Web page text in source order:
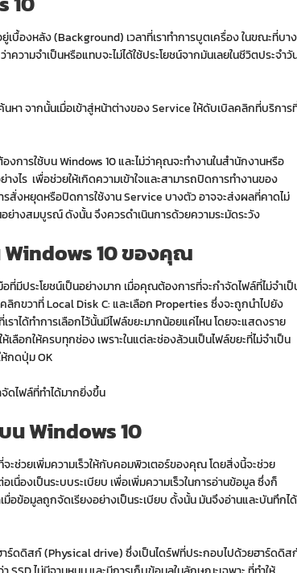
บื้องหลัง (Background) เวลาที่เราทำการบูตเครื่อง ในขณะที่บาง
ามจำเป็นหรือแทบจะไม่ได้ใช้ประโยชน์จากมันเลยในชีวิตประจำวั
หา จากนั้นเมื่อเข้าสู่หน้าต่างของ Service ให้ดับเบิลคลิกที่บริการ
ารใช้บน Windows 10 และไม่ว่าคุณจะทำงานในสำนักงานหรือ
ร เพื่อช่วยให้เกิดความเข้าใจและสามารถปิดการทำงานของ
รสั่งหยุดหรือปิดการใช้งาน Service บางตัว อาจจะส่งผลที่คาดไม่
ย่างสมบูรณ์ ดังนั้น จึงควรดำเนินการด้วยความระมัดระวัง
10 ของคุณ
ที่มีประโยชน์เป็นอย่างมาก เมื่อคุณต้องการที่จะกำจัดไฟล์ที่ไม่จำเป็
กขวาที่ Local Disk C: และเลือก Properties ซึ่งจะถูกนำไปยัง
ได้ทำการเลือกไว้นั้นมีไฟล์ขยะมากน้อยแค่ไหน โดยจะแสดงราย
ลือกให้ครบทุกช่อง เพราะในแต่ละช่องล้วนเป็นไฟล์ขยะที่ไม่จำเป็น
กดปุ่ม OK
ดไฟล์ที่ทำได้มากยิ่งขึ้น
น Windows 10
วยเพิ่มความเร็วให้กับคอมพิวเตอร์ของคุณ โดยสิ่งนี้จะช่วย
นื่องเป็นระบบระเบียบ เพื่อเพิ่มความเร็วในการอ่านข้อมูล ซึ่งก็
อข้อมูลถูกจัดเรียงอย่างเป็นระเบียบ ดั้งนั้น มันจึงอ่านและบันทึกได้
ฮาร์ดดิสก์ (Physical drive) ซึ่งเป็นไดร์ฟที่ประกอบไปด้วยฮาร์ดดิส